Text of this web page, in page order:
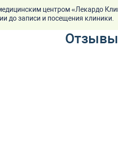
центром «Лекардо
до записи и посещения клиники.